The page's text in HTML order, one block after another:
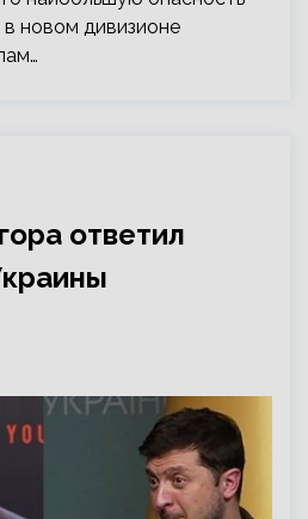
в новом дивизионе
ответил